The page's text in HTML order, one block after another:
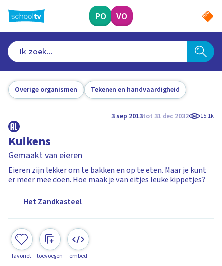
naar
hoofdinhoud
PO VO
Overige organismen Tekenen en handvaardigheid
3 sep 2013tot 31 dec 2032 15.1k
Kuikens
Gemaakt van eieren
Eieren zijn lekker om te bakken en op te eten. Maar je kunt
er meer mee doen. Hoe maak je van eitjes leuke kippetjes?
Het Zandkasteel
favoriet toevoegen embed